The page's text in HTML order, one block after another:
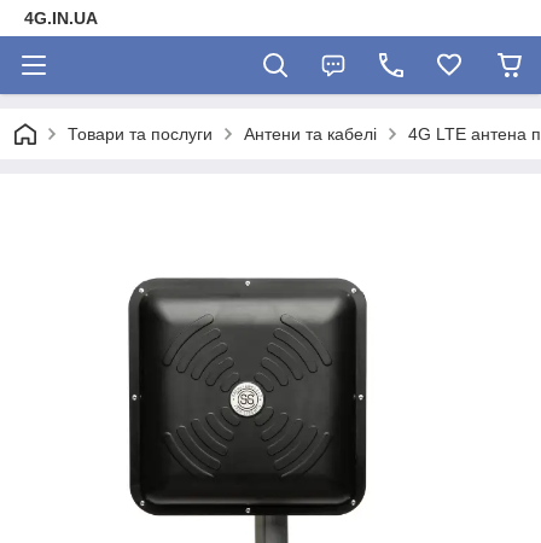
4G.IN.UA
Товари та послуги Антени та кабелі 4G LTE антена